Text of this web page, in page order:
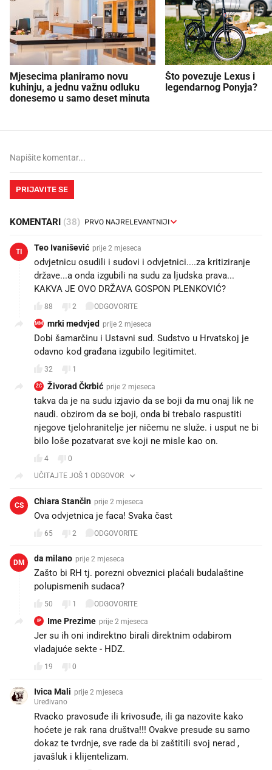
Mjesecima planiramo novu
kuhinju, a jednu važnu odluku
donesemo u samo deset minuta
Što povezuje Lexus i
legendarnog Ponyja?
PRIJAVITE SE
KOMENTARI (38)
TI Teo Ivanišević prije 2 mjeseca
odvjetnicu osudili i sudovi i odvjetnici....za kritiziranje
države...a onda izgubili na sudu za ljudska prava...
KAKVA JE OVO DRŽAVA GOSPON PLENKOVIĆ?
88 2 ODGOVORITE
MM mrki medvjed prije 2 mjeseca
Dobi šamarčinu i Ustavni sud. Sudstvo u Hrvatskoj je
odavno kod građana izgubilo legitimitet.
32 1
ŽČ Živorad Čkrbić prije 2 mjeseca
takva da je na sudu izjavio da se boji da mu onaj lik ne
naudi. obzirom da se boji, onda bi trebalo raspustiti
njegove tjelohranitelje jer ničemu ne služe. i usput ne bi
bilo loše pozatvarat sve koji ne misle kao on.
4
0
UČITAJTE JOŠ 1 ODGOVOR
CS Chiara Stančin prije 2 mjeseca
Ova odvjetnica je faca! Svaka čast 👏🏻👏🏻
65 2 ODGOVORITE
DM da milano prije 2 mjeseca
Zašto bi RH tj. porezni obveznici plaćali budalaštine
polupismenih sudaca?
50 1 ODGOVORITE
IP Ime Prezime prije 2 mjeseca
Jer su ih oni indirektno birali direktnim odabirom
vladajuće sekte - HDZ.
19 0
Ivica Mali prije 2 mjeseca
Uređivano
Rvacko pravosuđe ili krivosuđe, ili ga nazovite kako
hoćete je rak rana društva!!! Ovakve presude su samo
dokaz te tvrdnje, sve rade da bi zaštitili svoj nerad ,
javašluk i klijentelizam.